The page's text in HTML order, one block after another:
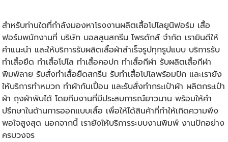
สำหรับท่านใดที่กำลังมองหาโรงงานผลิตเสื้อโปโลยูนิฟอร์ม เสื้อ
ฟอร์มพนักงานที่ บริษัท บอลลูนสกรีน โพรดักส์ จำกัด เรายินดีให้
คำแนะนำ และให้บริการรับผลิตเสื้อผ้าสำเร็จรูปทุกรูปแบบ บริการรับ
ทำเสื้อยืด ทำเสื้อโปโล ทำเสื้อคอปก ทำเสื้อกีฬารับผลิตเสื้อกีฬา
พิมพ์ลาย รับสั่งทําเสื้อยืดสกรีน รับทําเสื้อโปโลพร้อมปัก และเรายัง
ให้บริการทำหมวก ทำผ้ากันเปื้อน และรับสั่งทำกระเป๋าผ้า ผลิตกระเป๋า
ผ้า ถุงผ้าพับได้ โดยทีมงานที่มีประสบการณ์ยาวนาน พร้อมให้คำ
ปรึกษาในด้านการออกแบบเสื้อ เพื่อให้ได้สินค้าที่ทำให้เกิดความพึง
พอใจสูงสุด นอกจากนี้ เรายังให้บริการระบบงานพิมพ์ งานปักอย่าง
ครบวงจร